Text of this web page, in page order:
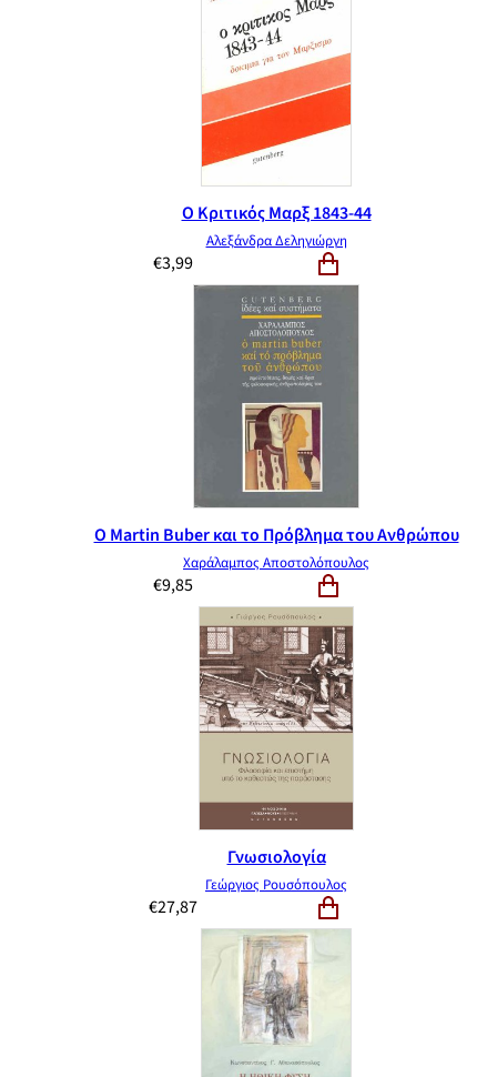
Ο Κριτικός Μαρξ 1843-44
Αλεξάνδρα Δεληγιώργη
€3,99
Ο Martin Buber και το Πρόβλημα του Ανθρώπου
Χαράλαμπος Αποστολόπουλος
€9,85
Γνωσιολογία
Γεώργιος Ρουσόπουλος
€27,87